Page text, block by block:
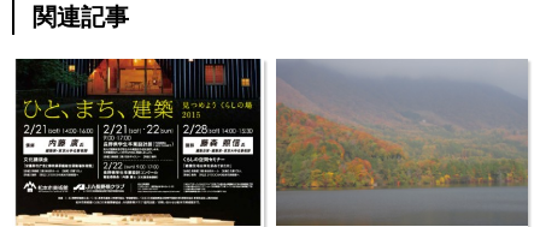
関連記事